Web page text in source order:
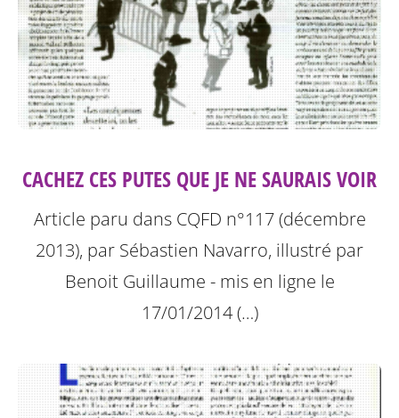
CACHEZ CES PUTES QUE JE NE SAURAIS VOIR
Article paru dans CQFD n°117 (décembre
2013), par Sébastien Navarro, illustré par
Benoit Guillaume - mis en ligne le
17/01/2014 (…)